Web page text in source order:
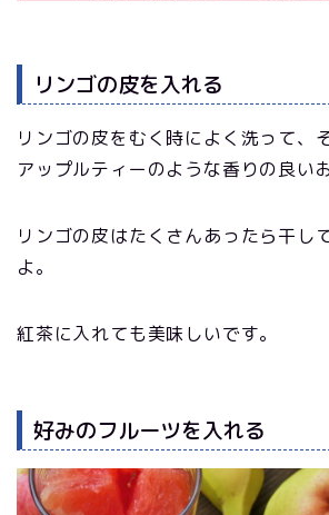
リンゴの皮を入れる
リンゴの皮をむく時によく洗って、
アップルティーのような香りの良い
リンゴの皮はたくさんあったら干し
よ。
紅茶に入れても美味しいです。
好みのフルーツを入れる